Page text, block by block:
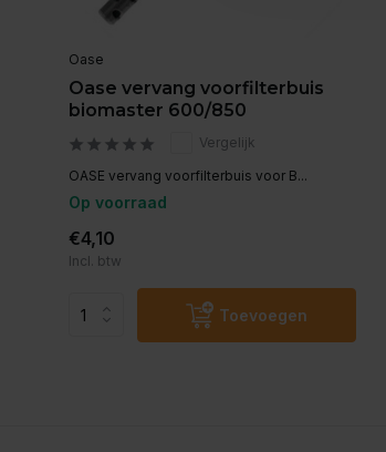
Oase
Oase vervang voorfilterbuis
biomaster 600/850
Vergelijk
OASE vervang voorfilterbuis voor B...
Op voorraad
€4,10
Incl. btw
Toevoegen